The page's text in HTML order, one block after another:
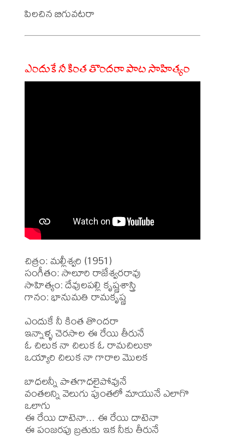
ఎందుకే నీ కింత తొందరా పాట సాహిత్యం
చిత్రం: మల్లీశ్వరి (1951)
సంగీతం: సాలూరి రాజేశ్వరరావు
సాహిత్యం: దేవులపల్లి కృష్ణశాస్త్రి
గానం: భానుమతి రామకృష్ణ
ఎందుకే నీ కింత తొందరా
ఇన్నాళ్ళ చెరసాల ఈ రేయి తీరునే
ఓ చిలుక నా చిలుక ఓ రామచిలుకా
ఒయ్యారి చిలుక నా గారాల మొలక
బాధలన్నీ పాతగాధలైపోవునే
వంతలన్ని వెలుగు పుంతలో మాయునే ఎలాగొ
ఒలాగు
ఈ రేయి దాటెనా... ఈ రేయి దాటెనా
ఈ పంజరపు బ్రతుకు ఇక నీకు తీరునే